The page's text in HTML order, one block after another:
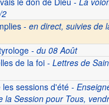
- en direct, suivies de
- du 08 Août
de la foi- Lettres de
les sessions d'été-
la Session pour Tous,